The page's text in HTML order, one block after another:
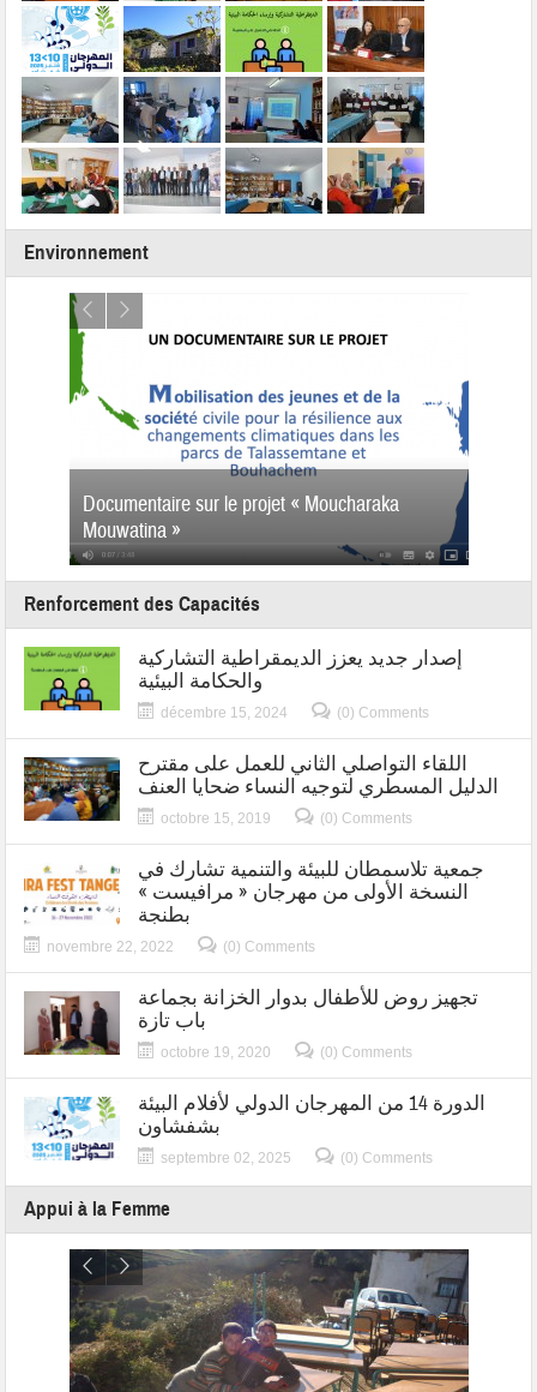
Environnement
Documentaire sur le projet « Moucharaka
Mouwatina »
ورشات تكوينية حول فن الطبخ، لفائدة
أصحاب المآوي السياحية والطلبة
Renforcement des Capacités
إصدار جديد يعزز الديمقراطية التشاركية
والحكامة البيئية
décembre 15, 2024 (0) Comments
اللقاء التواصلي الثاني للعمل على مقترح
الدليل المسطري لتوجيه النساء ضحايا العنف
octobre 15, 2019 (0) Comments
جمعية تلاسمطان للبيئة والتنمية تشارك في
النسخة الأولى من مهرجان « مرافيست »
بطنجة
novembre 22, 2022 (0) Comments
تجهيز روض للأطفال بدوار الخزانة بجماعة
باب تازة
octobre 19, 2020 (0) Comments
الدورة 14 من المهرجان الدولي لأفلام البيئة
بشفشاون
septembre 02, 2025 (0) Comments
Appui à la Femme